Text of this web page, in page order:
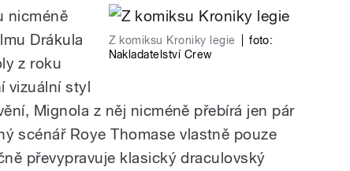
Z komiksu Kroniky legie
foto:
Nakladatelství Crew
nicméně
Drákula
z roku
vizuální styl
Mignola z něj nicméně přebírá jen pár
scénář Roye Thomase vlastně pouze
převypravuje klasický draculovský